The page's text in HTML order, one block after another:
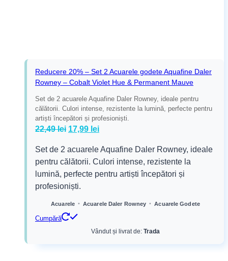
Reducere 20% – Set 2 Acuarele godete Aquafine Daler
Rowney – Cobalt Violet Hue & Permanent Mauve
Set de 2 acuarele Aquafine Daler Rowney, ideale pentru
călătorii. Culori intense, rezistente la lumină, perfecte pentru
artiști începători și profesioniști.
22,49lei Prețul
a
fost:
22,49 lei.
17,99 leiPrețul
este:
17,99 lei.
Set de 2 acuarele Aquafine Daler Rowney, ideale
pentru călătorii. Culori intense, rezistente la
lumină, perfecte pentru artiști începători și
profesioniști.
Acuarele • Acuarele Daler Rowney • Acuarele Godete
Cumpără
Vândut și livrat de: Trada